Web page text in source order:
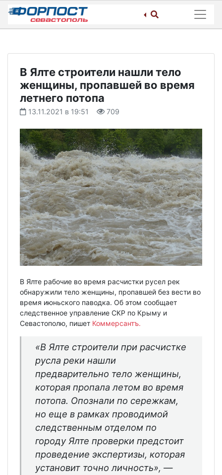
Skip
content
В Ялте строители нашли тело
женщины, пропавшей во время
летнего потопа
13.11.2021 в 19:51 709
В Ялте рабочие во время расчистки русел рек
обнаружили тело женщины, пропавшей без вести во
время июньского паводка. Об этом сообщает
следственное управление СКР по Крыму и
Севастополю, пишет Коммерсантъ.
«В Ялте строители при расчистке
русла реки нашли
предварительно тело женщины,
которая пропала летом во время
потопа. Опознали по сережкам,
но еще в рамках проводимой
следственным отделом по
городу Ялте проверки предстоит
проведение экспертизы, которая
установит точно личность», —